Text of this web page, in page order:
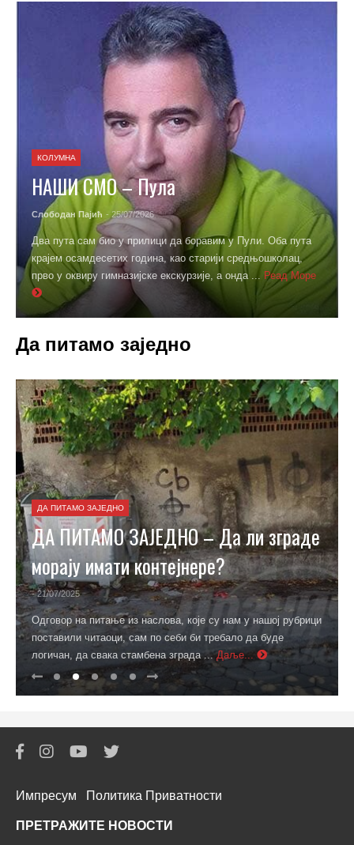
КОЛУМНА
НАШИ СМО – Пула
Слободан Пајић - 25/07/2026
Два пута сам био у прилици да боравим у Пули. Оба пута
крајем осамдесетих година, као старији средњошколац,
прво у оквиру гимназијске екскурзије, а онда ... Реад Море
Да питамо заједно
ДА ПИТАМО ЗАЈЕДНО
ДА ПИТАМО ЗАЈЕДНО – Да ли зграде
морају имати контејнере?
- 21/07/2025
Одговор на питање из наслова, које су нам у нашој рубрици
поставили читаоци, сам по себи би требало да буде
логичан, да свака стамбена зграда ... Даље...
Импресум Политика Приватности
ПРЕТРАЖИТЕ НОВОСТИ